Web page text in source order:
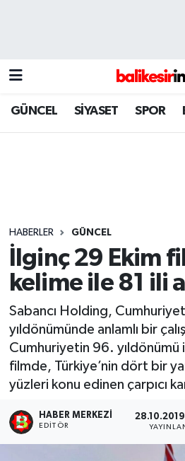
GÜNCEL SİYASET SPOR
HABERLER GÜNCEL
İlginç 29 Ekim
kelime ile 81 ili
Sabancı Holding,
yıldönümünde anlamlı bir
Cumhuriyetin 96. yıldönümü
filmde, Türkiye’nin dört bir
yüzleri konu edinen çarpıcı
HABER MERKEZI
EDITÖR
28.10.2019